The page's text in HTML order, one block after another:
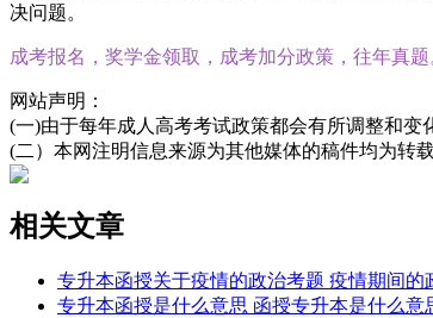
决问题。
成考报名，奖学金领取，成考加分政策，往年真
网站声明：
(一)由于每年成人高考考试政策都会有所调整和变
(二）本网注明信息来源为其他媒体的稿件均为转
相关文章
专升本函授关于疫情的政治考题 疫情期间的
专升本函授是什么意思 函授专升本是什么意